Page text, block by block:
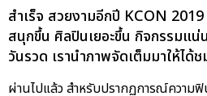
สำเร็จ สวยงามอีกปี KCON
สนุกขึ้น ศิลปินเยอะขึ้น กิจกรรมแ
วันรวด เรานำภาพจัดเต็มมาให้ได้
ผ่านไปแล้ว สำหรับปรากฏการณ์ความ